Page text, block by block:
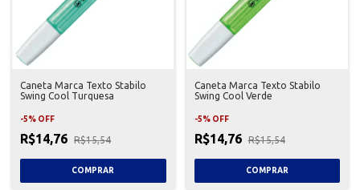
Caneta Marca Texto Stabilo
Swing Cool Turquesa
-5% OFF
R$14,76 R$15,54
Caneta Marca Texto Stabilo
Swing Cool Verde
-5% OFF
R$14,76 R$15,54